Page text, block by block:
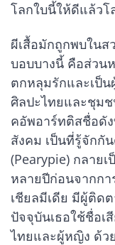
โลกใบนี้ให้ดีแล้วโ
ผีเสื้อมักถูกพบใน
บอบบางนี้ คือส่วน
ตกหลุมรักและเป็
ศิลปะไทยและชุมช
คอัพอาร์ทติสชื่อดั
สังคม เป็นที่รู้จักกั
(Pearypie) กลาย
หลายปีก่อนจากก
เชียลมีเดีย มีผู้ติด
ปัจจุบันเธอใช้ชื่อเ
ไทยและผู้หญิง ด้ว